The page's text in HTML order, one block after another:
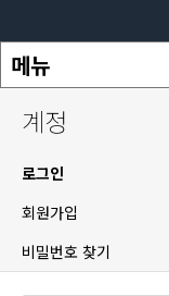
계정
로그인
회원가입
비밀번호 찾기